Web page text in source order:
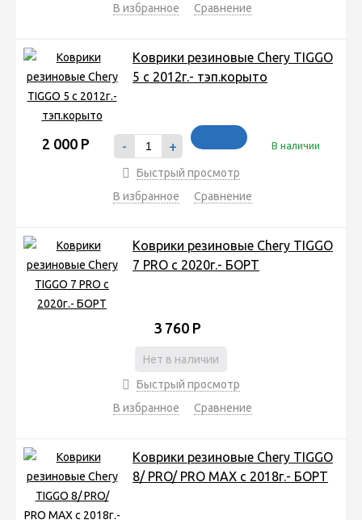
В избранное
Сравнение
Коврики резиновые Chery TIGGO
5 c 2012г.- тэп.корыто
2 000 Р - + В наличии
Быстрый просмотр
В избранное
Сравнение
Коврики резиновые Chery TIGGO
7 PRO c 2020г.- БОРТ
3 760 Р
Нет в наличии
Быстрый просмотр
В избранное
Сравнение
Коврики резиновые Chery TIGGO
8/ PRO/ PRO MAX c 2018г.- БОРТ